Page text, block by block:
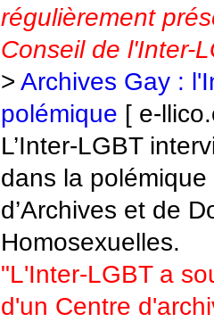
régulièrement
Conseil de l'Inter-
> Archives Gay :
polémique [ e-
L’Inter-LGBT
dans la
d’Archives et de
Homosexuelles.
"L'Inter-LGBT a
d'un Centre